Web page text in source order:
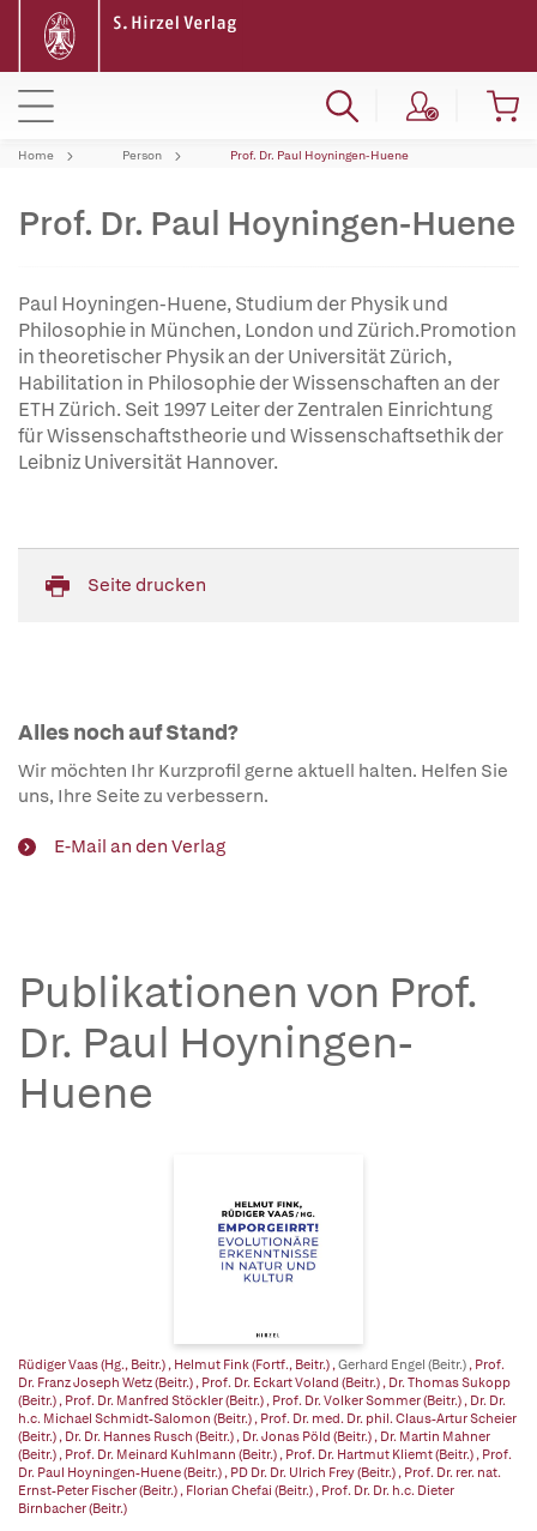
Home Person Prof. Dr. Paul Hoyningen-Huene
Prof. Dr. Paul Hoyningen-Huene
Paul Hoyningen-Huene, Studium der Physik und
Philosophie in München, London und Zürich.Promotion
in theoretischer Physik an der Universität Zürich,
Habilitation in Philosophie der Wissenschaften an der
ETH Zürich. Seit 1997 Leiter der Zentralen Einrichtung
für Wissenschaftstheorie und Wissenschaftsethik der
Leibniz Universität Hannover.
Seite drucken
Alles noch auf Stand?
Wir möchten Ihr Kurzprofil gerne aktuell halten. Helfen Sie
uns, Ihre Seite zu verbessern.
E-Mail an den Verlag
Publikationen von Prof.
Dr. Paul Hoyningen-
Huene
Rüdiger Vaas (Hg., Beitr.) , Helmut Fink (Fortf., Beitr.) , Gerhard Engel (Beitr.) , Prof.
Dr. Franz Joseph Wetz (Beitr.) , Prof. Dr. Eckart Voland (Beitr.) , Dr. Thomas Sukopp
(Beitr.) , Prof. Dr. Manfred Stöckler (Beitr.) , Prof. Dr. Volker Sommer (Beitr.) , Dr. Dr.
h.c. Michael Schmidt-Salomon (Beitr.) , Prof. Dr. med. Dr. phil. Claus-Artur Scheier
(Beitr.) , Dr. Dr. Hannes Rusch (Beitr.) , Dr. Jonas Pöld (Beitr.) , Dr. Martin Mahner
(Beitr.) , Prof. Dr. Meinard Kuhlmann (Beitr.) , Prof. Dr. Hartmut Kliemt (Beitr.) , Prof.
Dr. Paul Hoyningen-Huene (Beitr.) , PD Dr. Dr. Ulrich Frey (Beitr.) , Prof. Dr. rer. nat.
Ernst-Peter Fischer (Beitr.) , Florian Chefai (Beitr.) , Prof. Dr. Dr. h.c. Dieter
Birnbacher (Beitr.)